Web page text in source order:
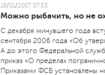
18/01/2007 07:53
Можно рыбачить, но не
С декабря минувшего года
сентября 2006 года «Об
А до этого Федеральной
приказ «О пределах
Приказами ФСБ установлены